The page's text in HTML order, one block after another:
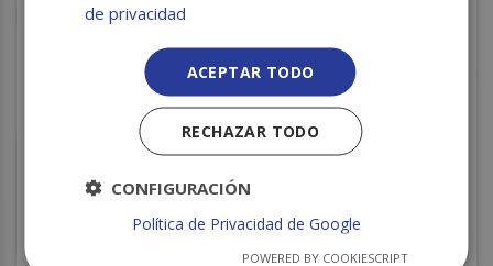
BANDEJA CORCHO CXI-70 NEGRA 180X135X20
S/1120
de privacidad
ACEPTAR TODO
RECHAZAR TODO
CONFIGURACIÓN
Política de Privacidad de Google
POWERED BY COOKIESCRIPT